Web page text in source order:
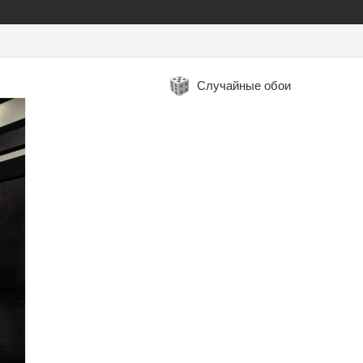
Случайные обои